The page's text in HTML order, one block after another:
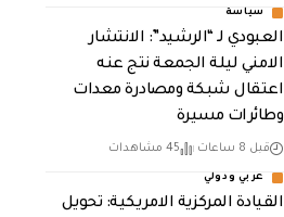
سياسة
العبودي لـ “الرشيد”: الانتشار
الامني ليلة الجمعة نتج عنه
اعتقال شبكة ومصادرة معدات
وطائرات مسيرة
قبل 8 ساعات 45 مشاهدات
عربي ودولي
القيادة المركزية الامريكية: تحويل